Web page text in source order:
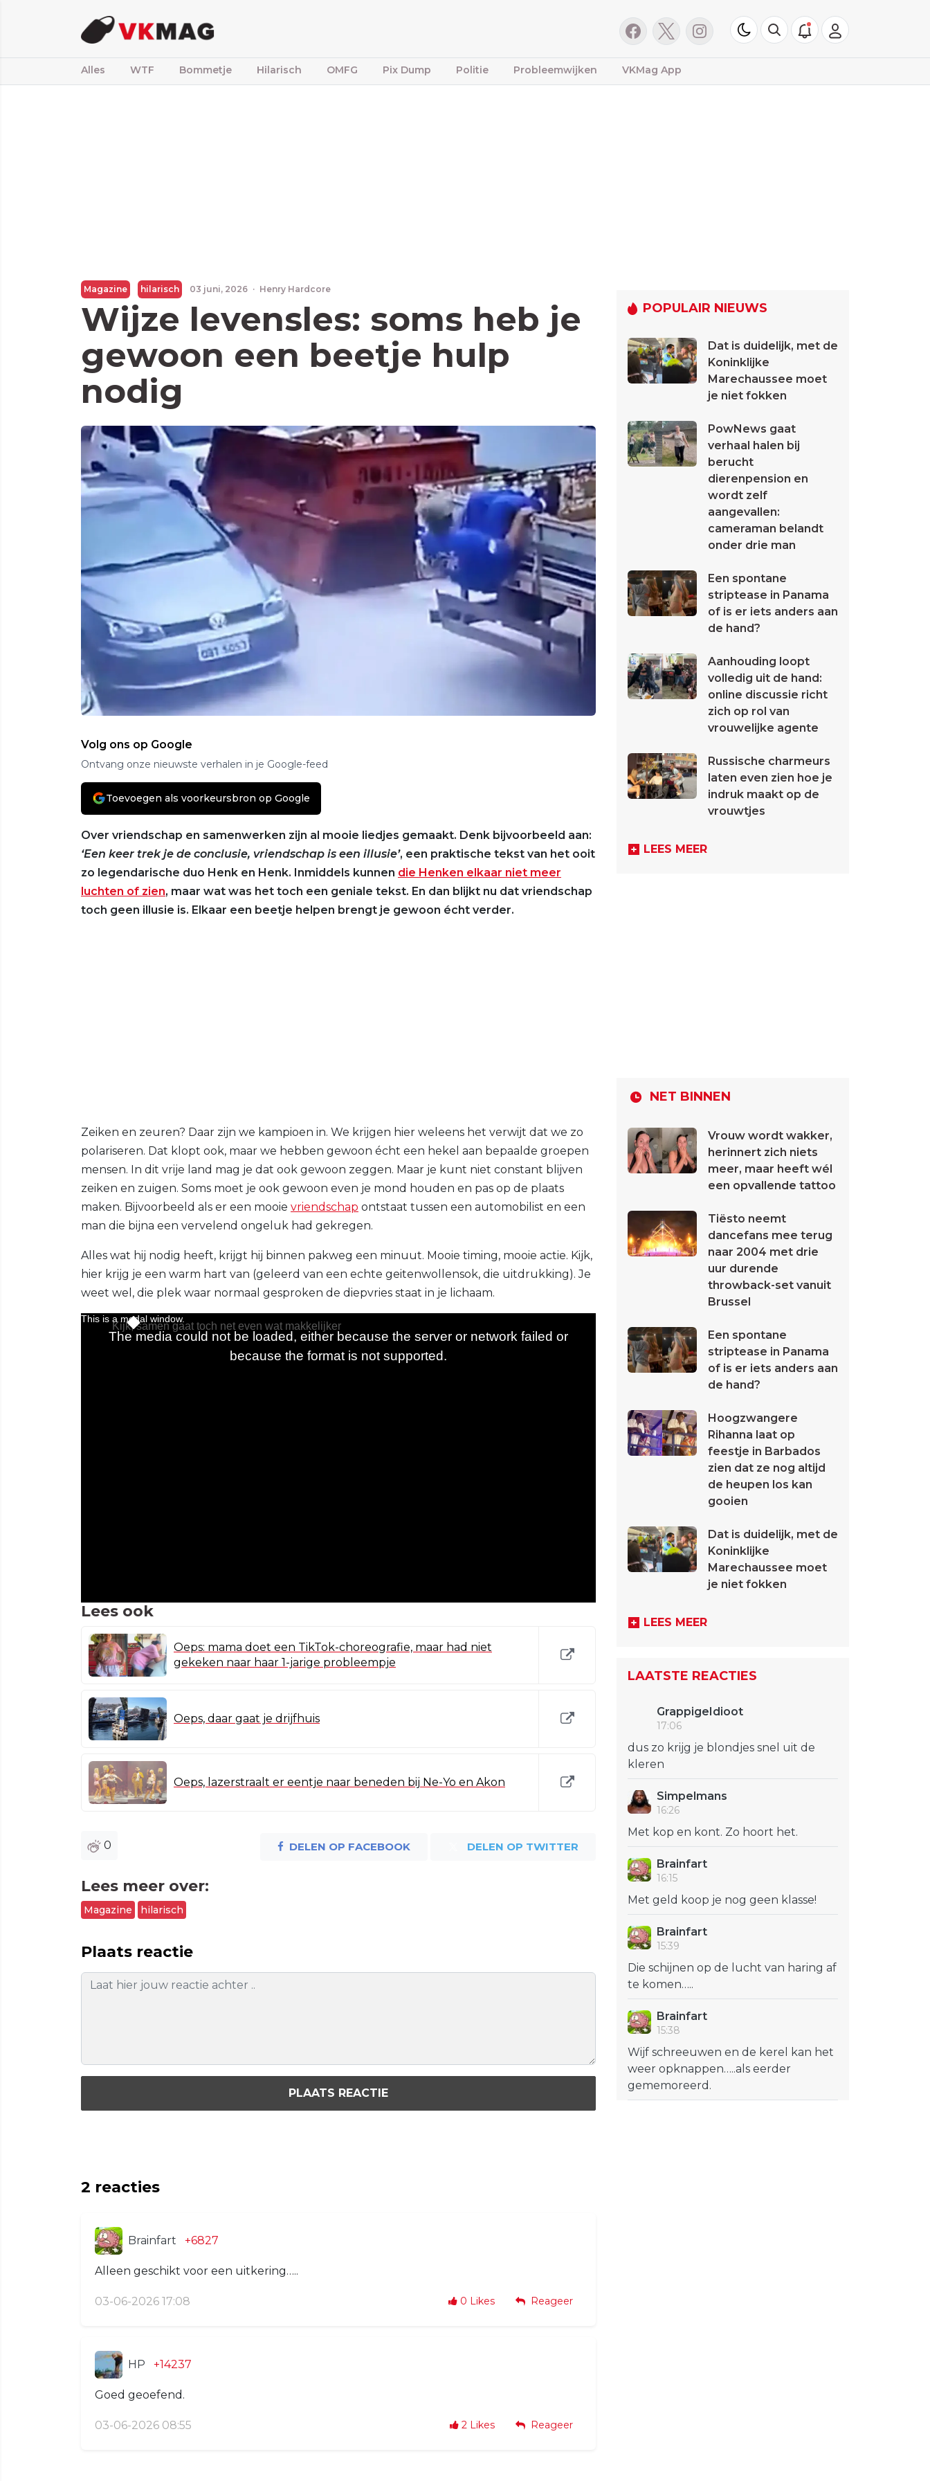
Alles WTF Bommetje Hilarisch OMFG Pix Dump Politie Probleemwijken VKMag App
Magazine hilarisch 03 juni, 2026 · Henry Hardcore
Wijze levensles: soms heb je
gewoon een beetje hulp
nodig
Volg ons op Google
Ontvang onze nieuwste verhalen in je Google-feed
Toevoegen als voorkeursbron op Google
Over vriendschap en samenwerken zijn al mooie liedjes gemaakt. Denk bijvoorbeeld aan:
‘Een keer trek je de conclusie, vriendschap is een illusie’, een praktische tekst van het ooit
zo legendarische duo Henk en Henk. Inmiddels kunnen die Henken elkaar niet meer
luchten of zien, maar wat was het toch een geniale tekst. En dan blijkt nu dat vriendschap
toch geen illusie is. Elkaar een beetje helpen brengt je gewoon écht verder.
Zeiken en zeuren? Daar zijn we kampioen in. We krijgen hier weleens het verwijt dat we zo
polariseren. Dat klopt ook, maar we hebben gewoon écht een hekel aan bepaalde groepen
mensen. In dit vrije land mag je dat ook gewoon zeggen. Maar je kunt niet constant blijven
zeiken en zuigen. Soms moet je ook gewoon even je mond houden en pas op de plaats
maken. Bijvoorbeeld als er een mooie vriendschap ontstaat tussen een automobilist en een
man die bijna een vervelend ongeluk had gekregen.
Alles wat hij nodig heeft, krijgt hij binnen pakweg een minuut. Mooie timing, mooie actie. Kijk,
hier krijg je een warm hart van (geleerd van een echte geitenwollensok, die uitdrukking). Je
weet wel, die plek waar normaal gesproken de diepvries staat in je lichaam.
Lees ook
Oeps: mama doet een TikTok-choreografie, maar had niet
gekeken naar haar 1-jarige probleempje
Oeps, daar gaat je drijfhuis
Oeps, lazerstraalt er eentje naar beneden bij Ne-Yo en Akon
0 DELEN OP FACEBOOK DELEN OP TWITTER
Lees meer over:
Magazine hilarisch
Plaats reactie
PLAATS REACTIE
2 reacties
Brainfart +6827
Alleen geschikt voor een uitkering…..
03-06-2026 17:08 0 Likes Reageer
HP +14237
Goed geoefend.
03-06-2026 08:55 2 Likes Reageer
POPULAIR NIEUWS
Dat is duidelijk, met de
Koninklijke
Marechaussee moet
je niet fokken
PowNews gaat
verhaal halen bij
berucht
dierenpension en
wordt zelf
aangevallen:
cameraman belandt
onder drie man
Een spontane
striptease in Panama
of is er iets anders aan
de hand?
Aanhouding loopt
volledig uit de hand:
online discussie richt
zich op rol van
vrouwelijke agente
Russische charmeurs
laten even zien hoe je
indruk maakt op de
vrouwtjes
LEES MEER
NET BINNEN
Vrouw wordt wakker,
herinnert zich niets
meer, maar heeft wél
een opvallende tattoo
Tiësto neemt
dancefans mee terug
naar 2004 met drie
uur durende
throwback-set vanuit
Brussel
Een spontane
striptease in Panama
of is er iets anders aan
de hand?
Hoogzwangere
Rihanna laat op
feestje in Barbados
zien dat ze nog altijd
de heupen los kan
gooien
Dat is duidelijk, met de
Koninklijke
Marechaussee moet
je niet fokken
LEES MEER
LAATSTE REACTIES
GrappigeIdioot
17:06
dus zo krijg je blondjes snel uit de
kleren
Simpelmans
16:26
Met kop en kont. Zo hoort het.
Brainfart
16:15
Met geld koop je nog geen klasse!
Brainfart
15:39
Die schijnen op de lucht van haring af
te komen…..
Brainfart
15:38
Wijf schreeuwen en de kerel kan het
weer opknappen…..als eerder
gememoreerd.